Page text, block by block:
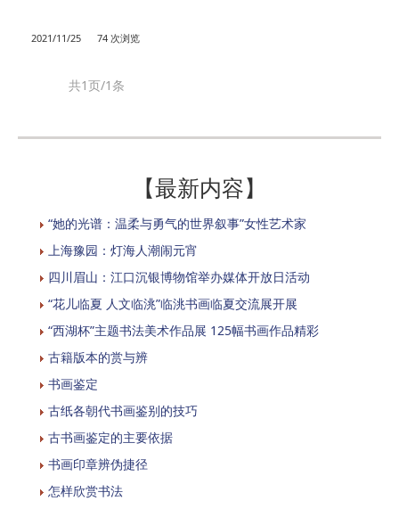
2021/11/25 74 次浏览
共1页/1条
【最新内容】
“她的光谱：温柔与勇气的世界叙事”女性艺术家
上海豫园：灯海人潮闹元宵
四川眉山：江口沉银博物馆举办媒体开放日活动
“花儿临夏 人文临洮”临洮书画临夏交流展开展
“西湖杯”主题书法美术作品展 125幅书画作品精彩
古籍版本的赏与辨
书画鉴定
古纸各朝代书画鉴别的技巧
古书画鉴定的主要依据
书画印章辨伪捷径
怎样欣赏书法